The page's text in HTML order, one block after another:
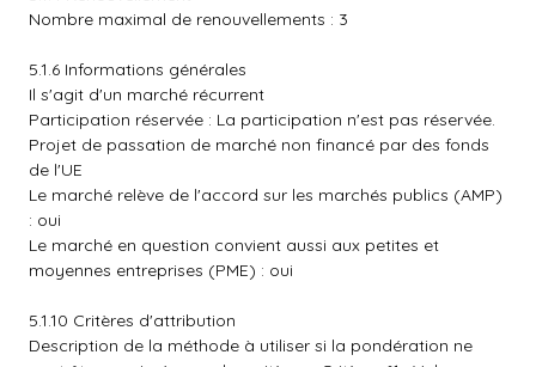
Nombre maximal de renouvellements : 3
5.1.6 Informations générales
Il s'agit d'un marché récurrent
Participation réservée : La participation n'est pas réservée.
Projet de passation de marché non financé par des fonds
de l'UE
Le marché relève de l'accord sur les marchés publics (AMP)
: oui
Le marché en question convient aussi aux petites et
moyennes entreprises (PME) : oui
5.1.10 Critères d'attribution
Description de la méthode à utiliser si la pondération ne